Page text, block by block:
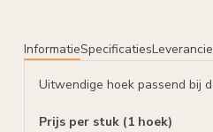
InformatieSpecificaties
Uitwendige hoek passend bij
Prijs per stuk (1 hoek)